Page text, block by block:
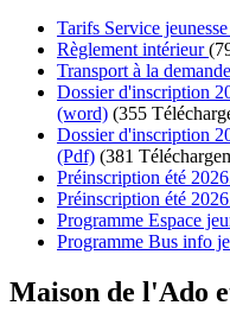
Tarifs Service
Règlement intérieur
Transport à la
Dossier d'inscription
(word) (355
Dossier d'inscription
(Pdf) (381
Préinscription été
Préinscription été
Programme Espace
Programme Bus info
Maison de l'Ado